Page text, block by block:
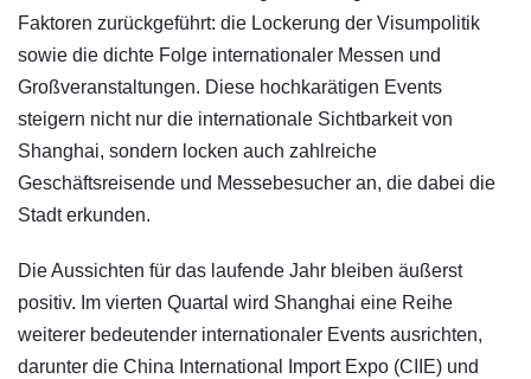
Faktoren zurückgeführt: die Lockerung der Visumpolitik
sowie die dichte Folge internationaler Messen und
Großveranstaltungen. Diese hochkarätigen Events
steigern nicht nur die internationale Sichtbarkeit von
Shanghai, sondern locken auch zahlreiche
Geschäftsreisende und Messebesucher an, die dabei die
Stadt erkunden.
Die Aussichten für das laufende Jahr bleiben äußerst
positiv. Im vierten Quartal wird Shanghai eine Reihe
weiterer bedeutender internationaler Events ausrichten,
darunter die China International Import Expo (CIIE) und